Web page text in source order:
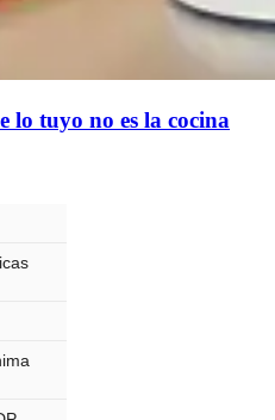
lo tuyo no es la cocina